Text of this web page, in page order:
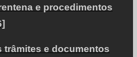
e procedimentos
trâmites e documentos